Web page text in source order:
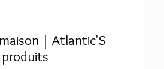
| Atlantic'S